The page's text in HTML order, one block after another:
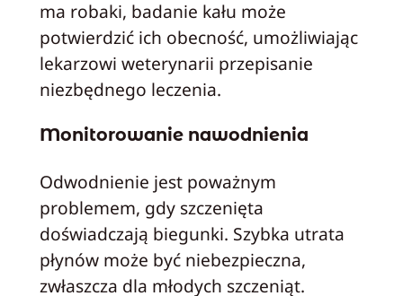
ma robaki, badanie kału może
potwierdzić ich obecność, umożliwiając
lekarzowi weterynarii przepisanie
niezbędnego leczenia.
Monitorowanie nawodnienia
Odwodnienie jest poważnym
problemem, gdy szczenięta
doświadczają biegunki. Szybka utrata
płynów może być niebezpieczna,
zwłaszcza dla młodych szczeniąt.